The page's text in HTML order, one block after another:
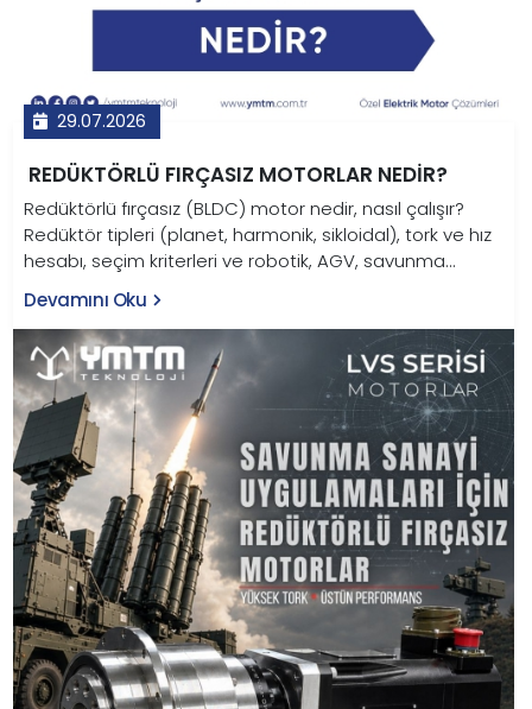
29.07.2026
REDÜKTÖRLÜ FIRÇASIZ MOTORLAR NEDIR?
Redüktörlü fırçasız (BLDC) motor nedir, nasıl çalışır?
Redüktör tipleri (planet, harmonik, sikloidal), tork ve hız
hesabı, seçim kriterleri ve robotik, AGV, savunma
uygulamaları bu rehberde.
Devamını Oku